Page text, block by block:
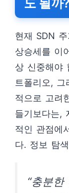
도 될까?
현재 SDN
상승세를 이
상 신중해야
트폴리오,
적으로 고려
들기보다는,
적인 관점에
다. 정보 탐
“충분